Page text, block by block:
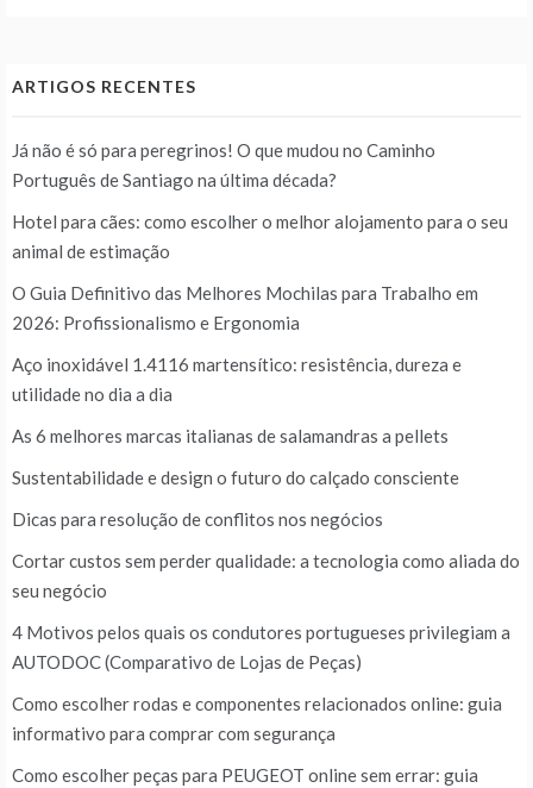
ARTIGOS RECENTES
Já não é só para peregrinos! O que mudou no Caminho
Português de Santiago na última década?
Hotel para cães: como escolher o melhor alojamento para o seu
animal de estimação
O Guia Definitivo das Melhores Mochilas para Trabalho em
2026: Profissionalismo e Ergonomia
Aço inoxidável 1.4116 martensítico: resistência, dureza e
utilidade no dia a dia
As 6 melhores marcas italianas de salamandras a pellets
Sustentabilidade e design o futuro do calçado consciente
Dicas para resolução de conflitos nos negócios
Cortar custos sem perder qualidade: a tecnologia como aliada do
seu negócio
4 Motivos pelos quais os condutores portugueses privilegiam a
AUTODOC (Comparativo de Lojas de Peças)
Como escolher rodas e componentes relacionados online: guia
informativo para comprar com segurança
Como escolher peças para PEUGEOT online sem errar: guia